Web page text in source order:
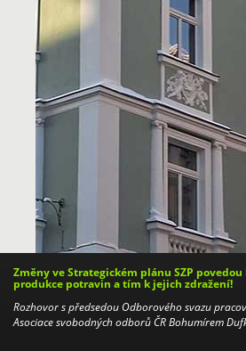
Změny ve Strategickém plánu SZP
produkce potravin a tím k jejich zdražení!
Rozhovor s předsedou Odborového svazu
Asociace svobodných odborů ČR Bohumírem